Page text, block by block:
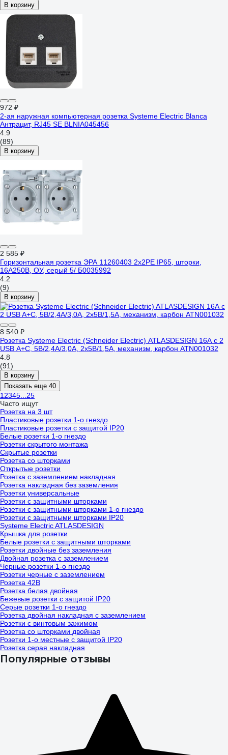
В корзину
972 ₽
2-ая наружная компьютерная розетка Systeme Electric Blanca
Антрацит, RJ45 SE BLNIA045456
4.9
(89)
В корзину
2 585 ₽
Горизонтальная розетка ЭРА 11260403 2x2PE IP65, шторки,
16A250В, ОУ, серый 5/ Б0035992
4.2
(9)
В корзину
8 540 ₽
Розетка Systeme Electric (Schneider Electric) ATLASDESIGN 16А c 2
USB A+С, 5В/2,4А/3,0А, 2x5В/1,5А, механизм, карбон ATN001032
4.8
(91)
В корзину
Показать еще 40
1 2345
25
Часто ищут
Розетка на 3 шт
Пластиковые розетки 1-о гнездо
Пластиковые розетки с защитой IP20
Белые розетки 1-о гнездо
Розетки скрытого монтажа
Скрытые розетки
Розетка со шторками
Открытые розетки
Розетка с заземлением накладная
Розетка накладная без заземления
Розетки универсальные
Розетки с защитными шторками
Розетки с защитными шторками 1-о гнездо
Розетки с защитными шторками IP20
Systeme Electric ATLASDESIGN
Крышка для розетки
Белые розетки с защитными шторками
Розетки двойные без заземления
Двойная розетка с заземлением
Черные розетки 1-о гнездо
Розетки черные с заземлением
Розетка 42В
Розетка белая двойная
Бежевые розетки с защитой IP20
Серые розетки 1-о гнездо
Розетка двойная накладная с заземлением
Розетки с винтовым зажимом
Розетка со шторками двойная
Розетки 1-о местные с защитой IP20
Розетка серая накладная
Популярные отзывы